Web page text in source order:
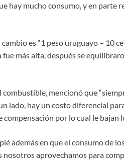
hay mucho consumo, y en parte
cambio es “1 peso uruguayo – 10
más alta, después se
combustible, mencionó que
lado, hay un costo diferencial
compensación por lo cual le bajan
además en que el consumo de
nosotros aprovechamos para